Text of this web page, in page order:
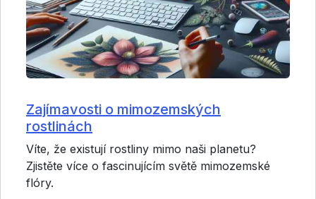
Zajímavosti o mimozemských
rostlinách
Víte, že existují rostliny mimo naši planetu?
Zjistěte více o fascinujícím světě mimozemské
flóry.